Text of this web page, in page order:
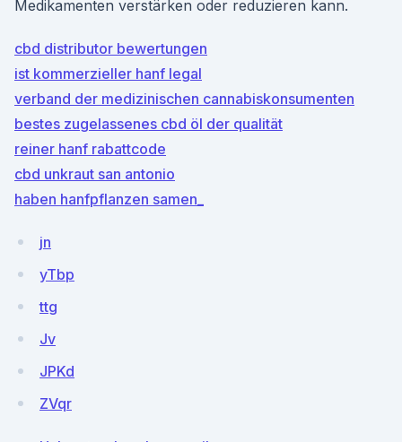
Medikamenten verstärken oder reduzieren kann.
cbd distributor bewertungen
ist kommerzieller hanf legal
verband der medizinischen cannabiskonsumenten
bestes zugelassenes cbd öl der qualität
reiner hanf rabattcode
cbd unkraut san antonio
haben hanfpflanzen samen_
jn
yTbp
ttg
Jv
JPKd
ZVqr